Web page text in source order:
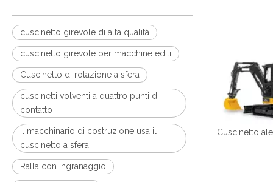
cuscinetto girevole di alta qualità
cuscinetto girevole per macchine edili
Cuscinetto di rotazione a sfera
cuscinetti volventi a quattro punti di
contatto
il macchinario di costruzione usa il
cuscinetto a sfera
Ralla con ingranaggio